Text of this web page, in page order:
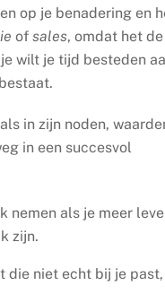
op je benadering en
ofsales, omdat het de
wilt je tijd besteden
in zijn noden,
in een succesvol
nemen als je meer
zijn.
die niet echt bij je past,